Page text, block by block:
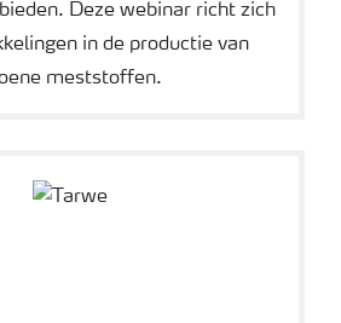
Deze webinar richt zich
in de productie van
meststoffen.